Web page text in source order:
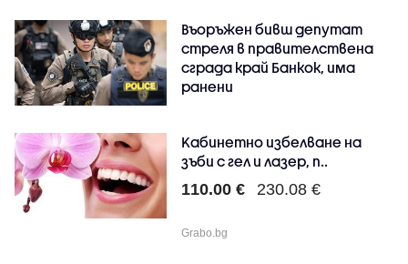
Въоръжен бивш депутат
стреля в правителствена
сграда край Банкок, има
ранени
Kабинетно избелване на
зъби с гел и лазер, п..
110.00 € 230.08 €
Grabo.bg